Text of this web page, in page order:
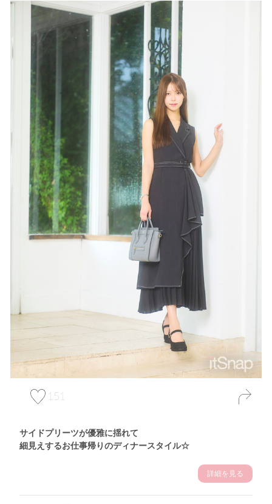
151
サイドプリーツが優雅に揺れて
細見えするお仕事帰りのディナースタイル☆
詳細を見る